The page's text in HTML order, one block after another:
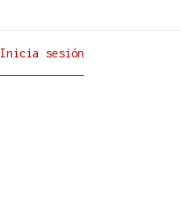
Inicia sesión